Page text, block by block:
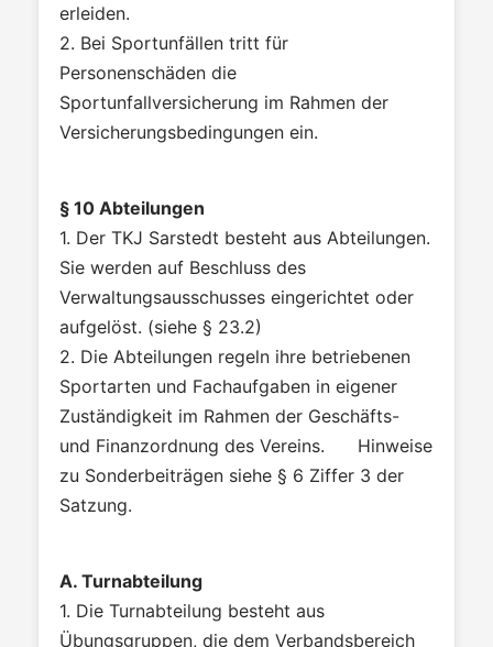
erleiden.
2. Bei Sportunfällen tritt für
Personenschäden die
Sportunfallversicherung im Rahmen der
Versicherungsbedingungen ein.
§ 10 Abteilungen
1. Der TKJ Sarstedt besteht aus Abteilungen.
Sie werden auf Beschluss des
Verwaltungsausschusses eingerichtet oder
aufgelöst. (siehe § 23.2)
2. Die Abteilungen regeln ihre betriebenen
Sportarten und Fachaufgaben in eigener
Zuständigkeit im Rahmen der Geschäfts-
und Finanzordnung des Vereins. Hinweise
zu Sonderbeiträgen siehe § 6 Ziffer 3 der
Satzung.
A. Turnabteilung
1. Die Turnabteilung besteht aus
Übungsgruppen, die dem Verbandsbereich